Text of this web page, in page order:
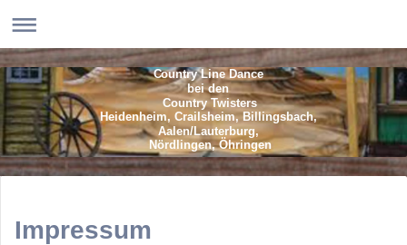
Country Line Dance
bei den
Country Twisters
Heidenheim, Crailsheim, Billingsbach,
Aalen/Lauterburg,
Nördlingen, Öhringen
Impressum